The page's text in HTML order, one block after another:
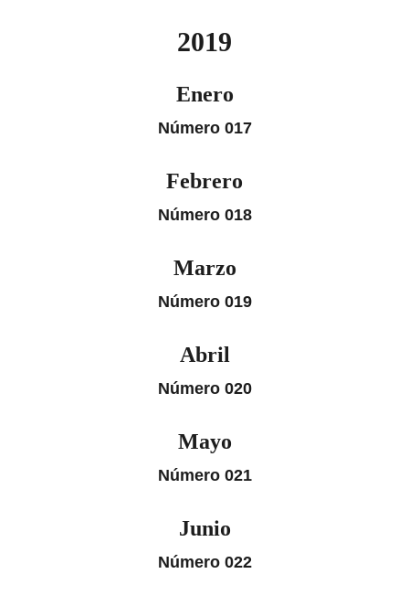
2019
Enero
Número 017
Febrero
Número 018
Marzo
Número 019
Abril
Número 020
Mayo
Número 021
Junio
Número 022